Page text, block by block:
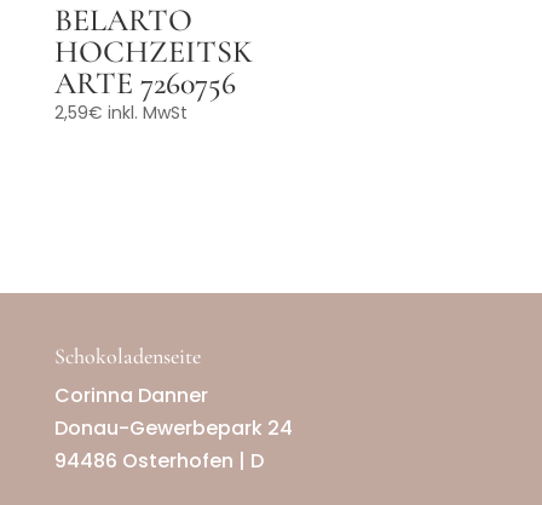
BELARTO
HOCHZEITSK
ARTE 7260756
2,59€ inkl. MwSt
Schokoladenseite
Corinna Danner
Donau-Gewerbepark 24
94486 Osterhofen | D